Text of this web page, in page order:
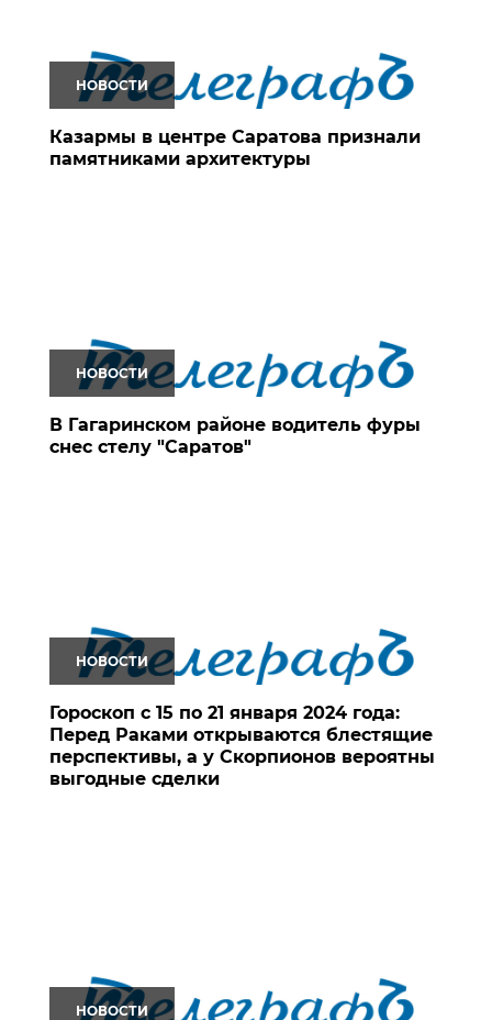
НОВОСТИ
Казармы в центре Саратова признали
памятниками архитектуры
НОВОСТИ
В Гагаринском районе водитель фуры
снес стелу "Саратов"
НОВОСТИ
Гороскоп с 15 по 21 января 2024 года:
Перед Раками открываются блестящие
перспективы, а у Скорпионов вероятны
выгодные сделки
НОВОСТИ